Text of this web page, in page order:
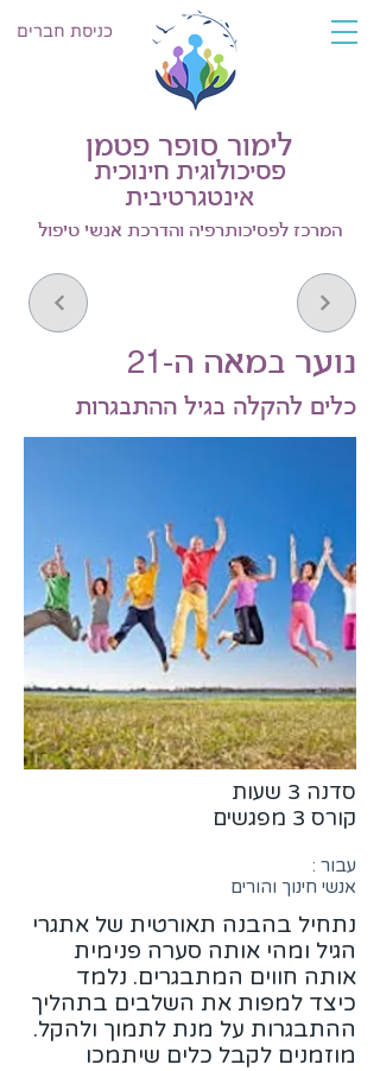
לימור סופר פטמן
פסיכולוגית חינוכית
אינטגרטיבית
המרכז לפסיכותרפיה והדרכת אנשי טיפול
כניסת חברים
נוער במאה ה-21
כלים להקלה בגיל ההתבגרות
סדנה 3 שעות
קורס 3 מפגשים
עבור :
אנשי חינוך והורים
נתחיל בהבנה תאורטית של אתגרי
הגיל ומהי אותה סערה פנימית
אותה חווים המתבגרים. נלמד
כיצד למפות את השלבים בתהליך
ההתבגרות על מנת לתמוך ולהקל.
מוזמנים לקבל כלים שיתמכו